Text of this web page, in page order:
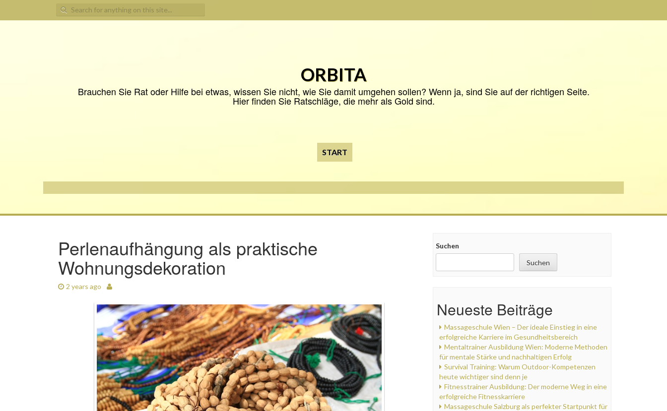
Search
for:
ORBITA
Brauchen Sie Rat oder Hilfe bei etwas, wissen Sie nicht, wie Sie damit umgehen sollen? Wenn ja, sind Sie auf der richtigen Seite.
Hier finden Sie Ratschläge, die mehr als Gold sind.
START
Perlenaufhängung als praktische
Wohnungsdekoration
2 years ago
Suchen
Suchen
Neueste Beiträge
Massageschule Wien – Der ideale Einstieg in eine
erfolgreiche Karriere im Gesundheitsbereich
Mentaltrainer Ausbildung Wien: Moderne Methoden
für mentale Stärke und nachhaltigen Erfolg
Survival Training: Warum Outdoor-Kompetenzen
heute wichtiger sind denn je
Fitnesstrainer Ausbildung: Der moderne Weg in eine
erfolgreiche Fitnesskarriere
Massageschule Salzburg als perfekter Startpunkt für